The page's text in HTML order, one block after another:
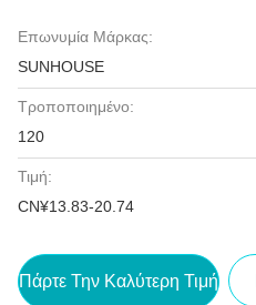
Επωνυμία Μάρκας:
SUNHOUSE
Τροποποιημένο:
120
Τιμή:
CN¥13.83-20.74
Πάρτε Την Καλύτερη Τιμή